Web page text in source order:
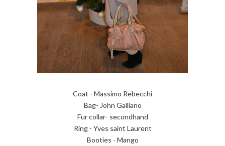
Coat - Massimo Rebecchi
Bag- John Galliano
Fur collar- secondhand
Ring - Yves saint Laurent
Booties - Mango